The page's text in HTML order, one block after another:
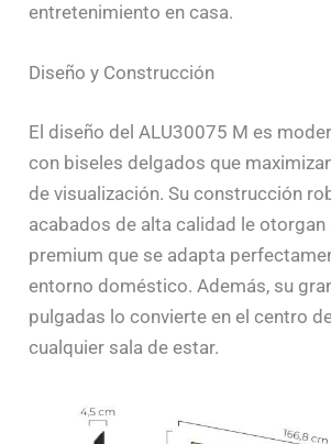
entretenimiento en casa.
Diseño y Construcción
El diseño del ALU30075 M es
con biseles delgados que
de visualización. Su construcción
acabados de alta calidad le otorgan
premium que se adapta
entorno doméstico. Además, su
pulgadas lo convierte en el centro
cualquier sala de estar.